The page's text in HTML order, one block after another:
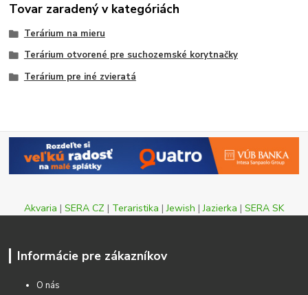
Tovar zaradený v kategóriách
Terárium na mieru
Terárium otvorené pre suchozemské korytnačky
Terárium pre iné zvieratá
Akvaria | SERA CZ | Teraristika |Jewish |Jazierka | SERA SK
Informácie pre zákazníkov
O nás